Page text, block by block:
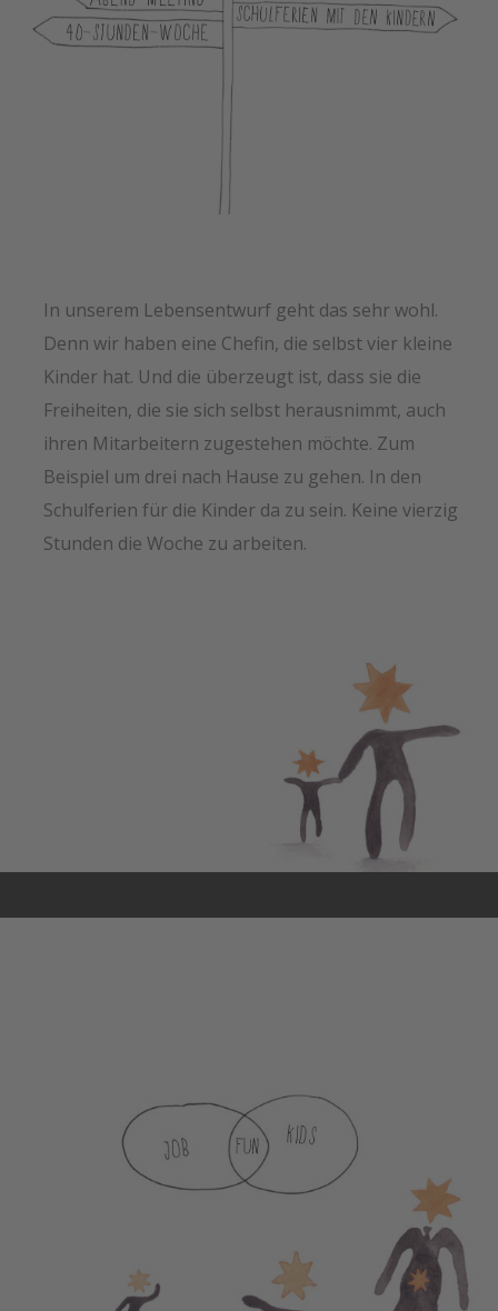
In unserem Lebensentwurf geht das sehr wohl.
Denn wir haben eine Chefin, die selbst vier kleine
Kinder hat. Und die überzeugt ist, dass sie die
Freiheiten, die sie sich selbst herausnimmt, auch
ihren Mitarbeitern zugestehen möchte. Zum
Beispiel um drei nach Hause zu gehen. In den
Schulferien für die Kinder da zu sein. Keine vierzig
Stunden die Woche zu arbeiten.